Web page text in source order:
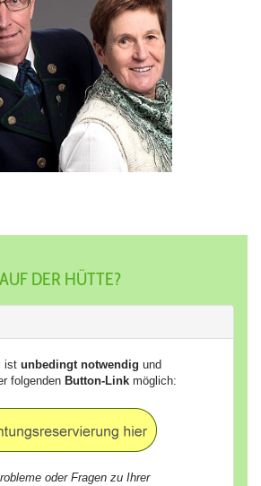
DER HÜTTE?
ist unbedingt notwendig und
folgenden Button-Link möglich:
oder Fragen zu Ihrer